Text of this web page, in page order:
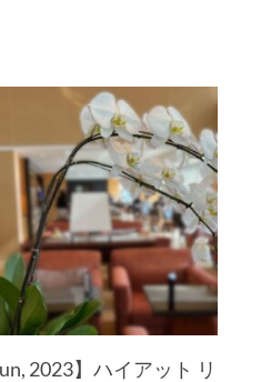
2023】ハイアット リ